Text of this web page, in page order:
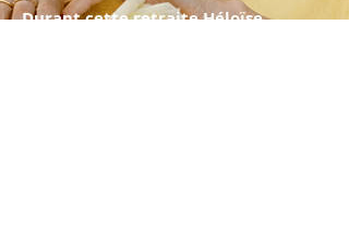
Durant cette retraite Héloïse